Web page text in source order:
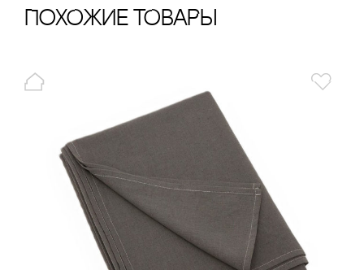
ПохОжИе тОваРы